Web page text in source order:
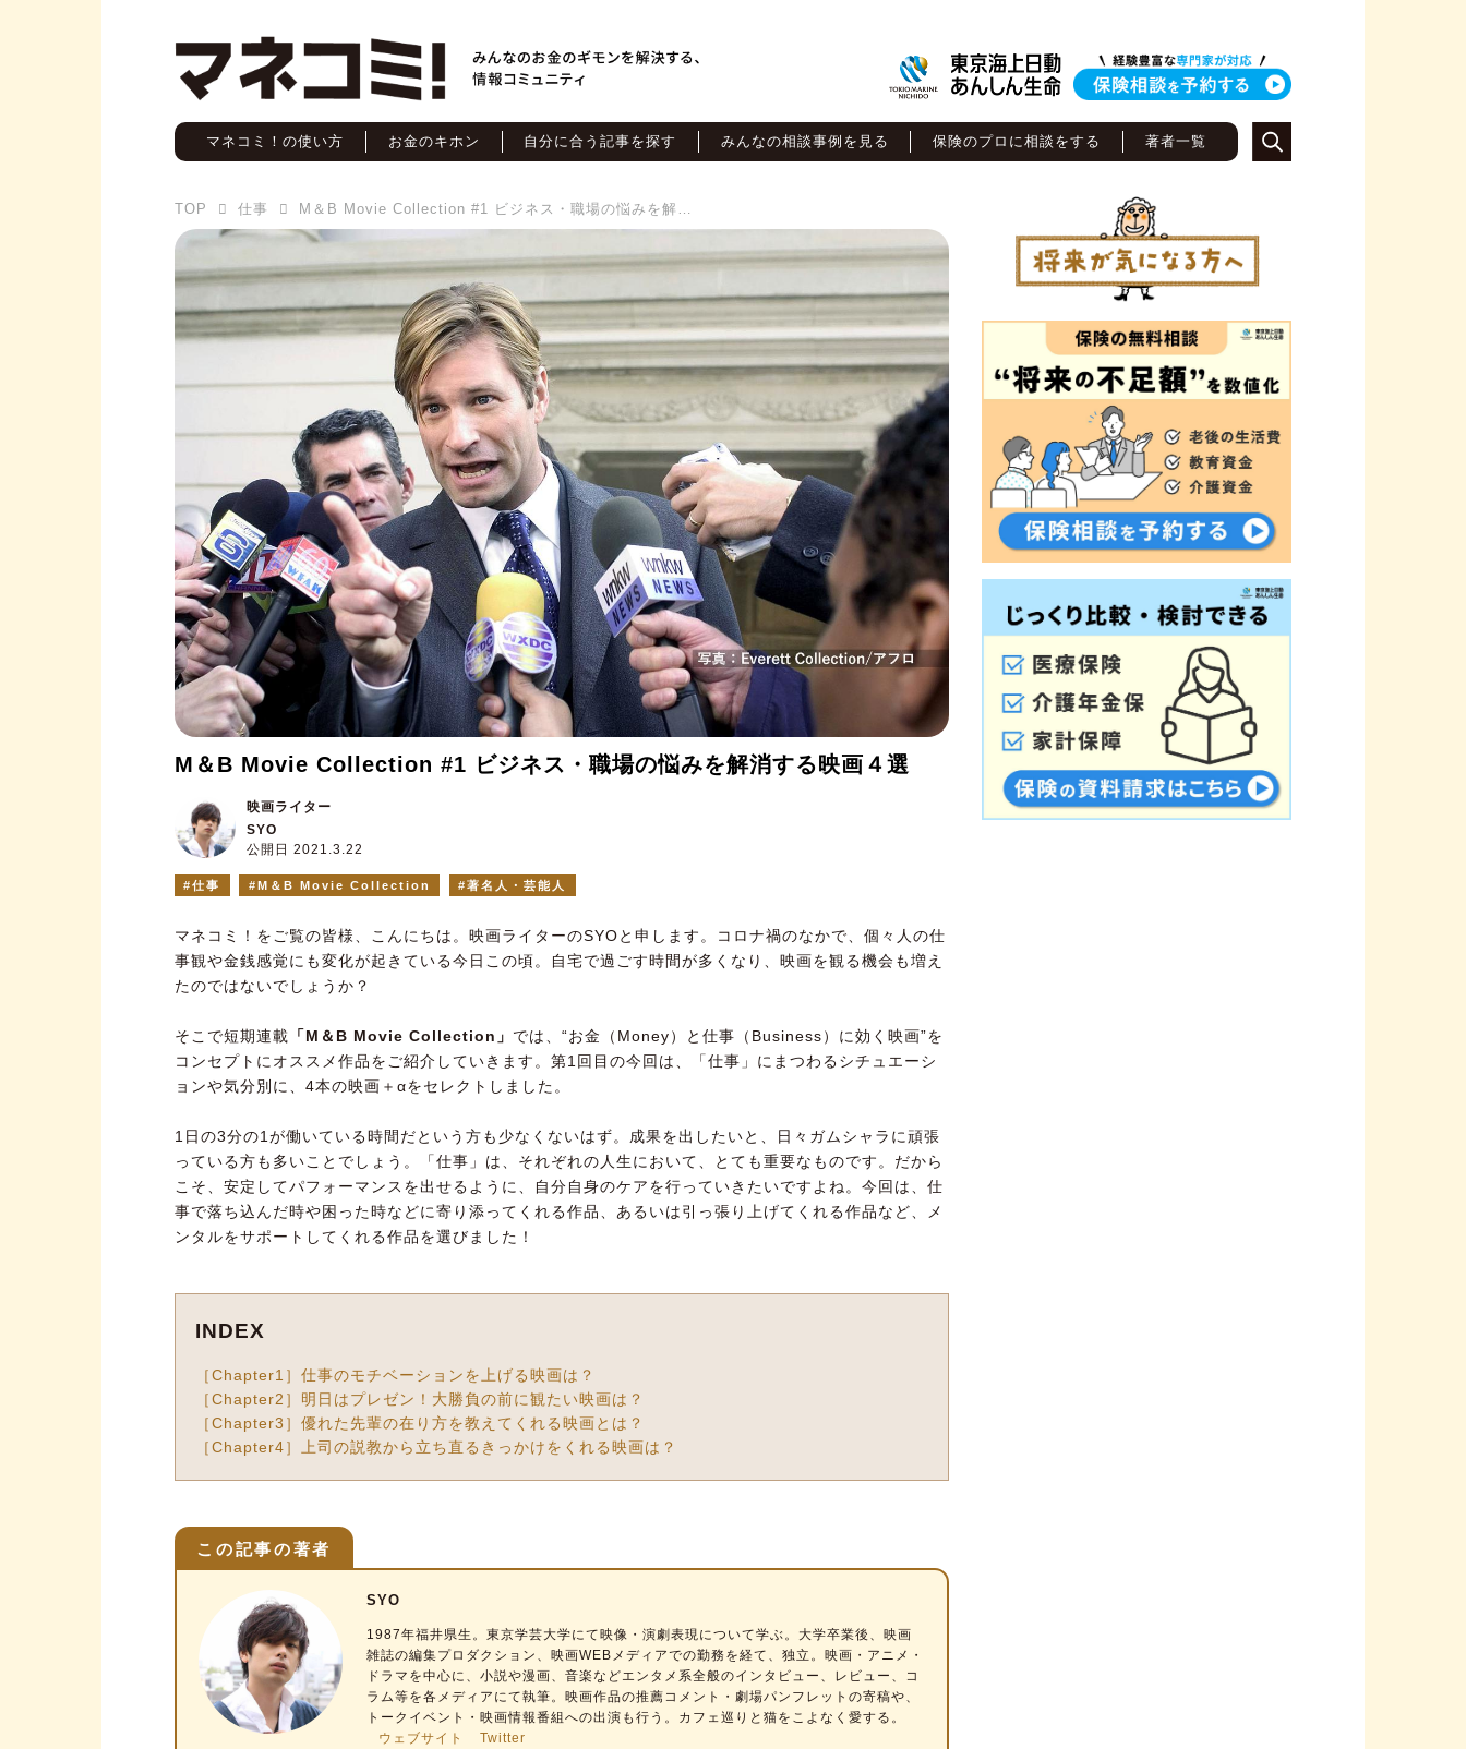
マネコミ！の使い方 お金のキホン 自分に合う記事を探す みんなの相談事例を見る 保険のプロに相談をする 著者一覧
TOP 仕事 M＆B Movie Collection #1 ビジネス・職場の悩みを解消する映画４選
M＆B Movie Collection #1 ビジネス・職場の悩みを解消する映画４選
公開日 2021.3.22
映画ライター
SYO
仕事 M＆B Movie Collection 著名人・芸能人
マネコミ！をご覧の皆様、こんにちは。 映画ライターのSYOと申します。コロナ禍のなかで、個々人の仕
事観や金銭感覚にも変化が起きている今日この頃。自宅で過ごす時間が多くなり、映画を観る機会も増え
たのではないでしょうか？
そこで短期連載 「M＆B Movie Collection」 では、“お金（Money）と仕事（Business）に効く映画”を
コンセプトにオススメ作品をご紹介していきます。第1回目の今回は、「仕事」にまつわるシチュエーシ
ョンや気分別に、4本の映画＋αをセレクトしました。
1日の3分の1が働いている時間だという方も少なくないはず。成果を出したいと、日々ガムシャラに頑張
っている方も多いことでしょう。「仕事」は、それぞれの人生において、とても重要なものです。だから
こそ、安定してパフォーマンスを出せるように、自分自身のケアを行っていきたいですよね。今回は、仕
事で落ち込んだ時や困った時などに寄り添ってくれる作品、あるいは引っ張り上げてくれる作品など、メ
ンタルをサポートしてくれる作品を選びました！
INDEX
［Chapter1］仕事のモチベーションを上げる映画は？
［Chapter2］明日はプレゼン！大勝負の前に観たい映画は？
［Chapter3］優れた先輩の在り方を教えてくれる映画とは？
［Chapter4］上司の説教から立ち直るきっかけをくれる映画は？
この記事の著者
SYO
1987年福井県生。東京学芸大学にて映像・演劇表現について学ぶ。大学卒業後、映画
雑誌の編集プロダクション、映画WEBメディアでの勤務を経て、独立。映画・アニメ・
ドラマを中心に、小説や漫画、音楽などエンタメ系全般のインタビュー、レビュー、コ
ラム等を各メディアにて執筆。映画作品の推薦コメント・劇場パンフレットの寄稿や、
トークイベント・映画情報番組への出演も行う。カフェ巡りと猫をこよなく愛する。
ウェブサイト
Twitter